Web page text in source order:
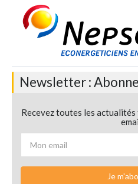
Newsletter :
Recevez toutes les
Je